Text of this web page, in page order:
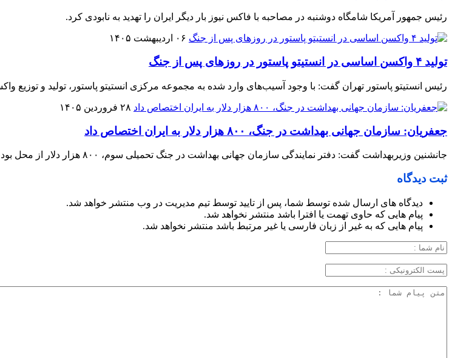
رئیس جمهور آمریکا شامگاه دوشنبه در مصاحبه با فاکس نیوز بار دیگر ایران را تهدید به نابودی کرد.
۰۶ اردیبهشت ۱۴۰۵
تولید ۴ واکسن اساسی در انستیتو پاستور در روزهای پس از جنگ
رئیس انستیتو پاستور تهران گفت: با وجود آسیب‌های وارد شده به مجموعه مرکزی انستیتو پاستور، تولید و
۲۸ فروردین ۱۴۰۵
جعفریان: سازمان جهانی بهداشت در جنگ، ۸۰۰ هزار دلار به ایران اختصاص داد
جانشنین وزیربهداشت گفت: دفتر نمایندگی سازمان جهانی بهداشت در جنگ تحمیلی سوم، ۸۰۰ هزار دلار از محل بودجه‌های اورژانس سازمان جهانی بهداشت را برای ایران اختصاص داد.
ثبت دیدگاه
دیدگاه های ارسال شده توسط شما، پس از تایید توسط تیم مدیریت در وب منتشر خواهد شد.
پیام هایی که حاوی تهمت یا افترا باشد منتشر نخواهد شد.
پیام هایی که به غیر از زبان فارسی یا غیر مرتبط باشد منتشر نخواهد شد.